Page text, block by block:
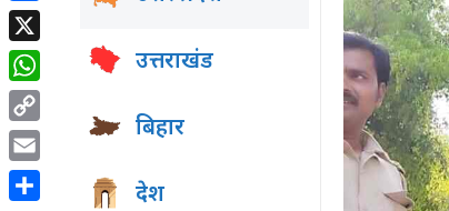
उत्तराखंड
बिहार
देश
Facebook
X
WhatsApp
Copy
Link
Email